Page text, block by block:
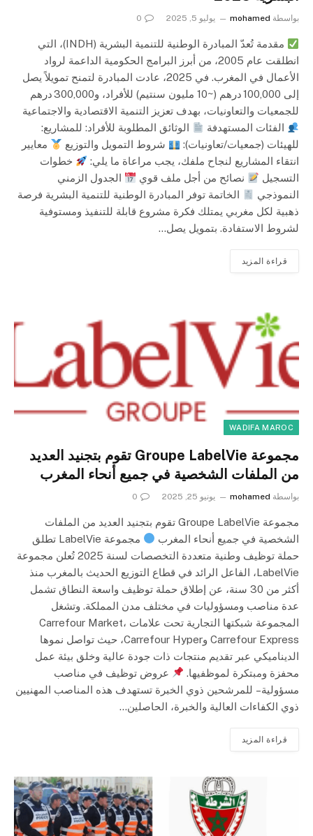
بواسطة mohamed يوليو 5, 2025 0
مقدمة تُعدّ المبادرة الوطنية للتنمية البشرية (INDH)، التي
انطلقت عام 2005، من أبرز البرامج الحكومية الداعمة لرواد
الأعمال في المغرب. في 2025، عادت المبادرة لتمنح تمويلاً يصل
إلى 100,000 درهم (~10 مليون سنتيم) للأفراد، و300,000 درهم
للجمعيات والتعاونيات، بهدف تعزيز التنمية الاقتصادية والاجتماعية
الفئات المستهدفة
الوثائق المطلوبة للأفراد: للمشاريع:
للهيئات (جمعيات/تعاونيات):
شروط التمويل والتوزيع
معايير
انتقاء المشاريع لنجاح ملفك، يجب مراعاة ما يلي:
خطوات
التسجيل
نصائح من أجل ملف قوي
الجدول الزمني
النموذجي
الخاتمة توفر المبادرة الوطنية للتنمية البشرية فرصة
ذهبية لكل مغربي يمتلك فكرة مشروع قابلة للتنفيذ ومستوفية
لشروط الاستفادة. بتمويل يصل…
قراءة المزيد
WADIFA MAROC
مجموعة Groupe LabelVie تقوم بتجنيد العديد
من الملفات الشخصية في جميع أنحاء المغرب
بواسطة mohamed يونيو 25, 2025 0
مجموعة Groupe LabelVie تقوم بتجنيد العديد من الملفات
الشخصية في جميع أنحاء المغرب
مجموعة LabelVie تطلق
حملة توظيف وطنية متعددة التخصصات لسنة 2025 تُعلن مجموعة
LabelVie، الفاعل الرائد في قطاع التوزيع الحديث بالمغرب منذ
أكثر من 30 سنة، عن إطلاق حملة توظيف واسعة النطاق تشمل
عدة مناصب ومسؤوليات في مختلف مدن المملكة. وتشغل
المجموعة شبكتها التجارية تحت علامات Carrefour Market،
Carrefour Express وCarrefour Hyper، حيث تواصل نموها
الديناميكي عبر تقديم منتجات ذات جودة عالية وخلق بيئة عمل
محفزة ومبتكرة لموظفيها.
عروض توظيف في مناصب
مسؤولية – للمرشحين ذوي الخبرة تستهدف هذه المناصب المهنيين
ذوي الكفاءات العالية والخبرة، الحاصلين…
قراءة المزيد